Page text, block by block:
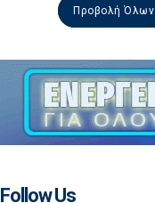
Προβολή Όλων
Follow Us